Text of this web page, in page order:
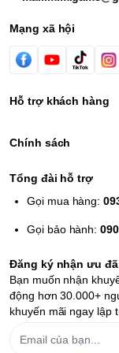
Mạng xã hội
Hỗ trợ khách hàng
Chính sách
Tổng đài hỗ trợ
Gọi mua hàng:
Gọi bảo hành:
Đăng ký nhận ưu
Bạn muốn nhận
động hơn 30.000+
khuyến mãi ngay lập